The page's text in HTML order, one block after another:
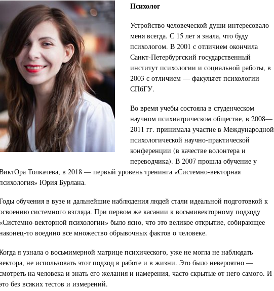
Психолог
Устройство человеческой души интересовало
меня всегда. С 15 лет я знала, что буду
психологом. В 2001 с отличием окончила
Санкт-Петербургский государственный
институт психологии и социальной работы, в
2003 с отличием — факультет психологии
СПбГУ.
Во время учебы состояла в студенческом
научном психиатрическом обществе, в 2008—
2011 гг. принимала участие в Международной
психологической научно-практической
конференции (в качестве волонтера и
переводчика). В 2007 прошла обучение у
Толкачева, в 2018 — первый уровень тренинга «Системно-векторная
Юрия Бурлана.
обучения в вузе и дальнейшие наблюдения людей стали идеальной подготовкой к
системного взгляда. При первом же касании к восьмивекторному подходу
«Системно-векторной психологии» было ясно, что это великое открытие, собирающее
то воедино все множество обрывочных фактов о человеке.
я узнала о восьмимерной матрице психического, уже не могла не наблюдать
не использовать этот подход в работе и в жизни. Это было невероятно —
на человека и знать его желания и намерения, часто скрытые от него самого. И
без всяких тестов и измерений.